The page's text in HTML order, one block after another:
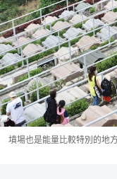
墳場也是能量比較特別的地